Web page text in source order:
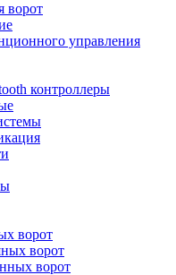
ворот
управления
контроллеры
ворот
ворот
ворот